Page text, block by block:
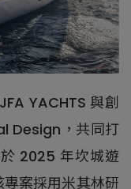
YACHTS 與創
Design，共同打
2025 年坎城遊
案採用米其林研